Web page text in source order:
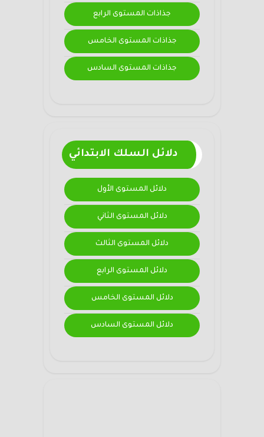
جذاذات المستوى الرابع
جذاذات المستوى الخامس
جذاذات المستوى السادس
دلائل السلك الابتدائي
دلائل المستوى الأول
دلائل المستوى الثاني
دلائل المستوى الثالث
دلائل المستوى الرابع
دلائل المستوى الخامس
دلائل المستوى السادس